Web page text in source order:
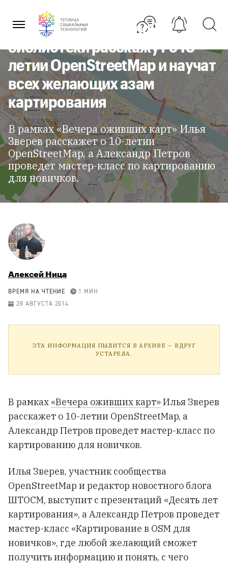
содержанию
карт» в атмосфере
Центральной научной
библиотеки расскажут о 10-
летии OpenStreetMap и научат
всех желающих азам
картирования
В рамках «Вечера оживших карт» Илья
Зверев расскажет о 10-летии
OpenStreetMap, а Александр Петров
проведет мастер-класс по картированию
для новичков.
Алексей Ница
ВРЕМЯ НА ЧТЕНИЕ
1 МИН
28 АВГУСТА 2014
ЭТА ИНФОРМАЦИЯ ПЫЛИТСЯ В АРХИВЕ — ВДРУГ
УСТАРЕЛА.
В рамках «Вечера оживших карт»Илья Зверев
расскажет о 10-летии OpenStreetMap, а
Александр Петров проведет мастер-класс по
картированию для новичков.
Илья Зверев, участник сообщества
OpenStreetMap и редактор новостного блога
ШТОСМ, выступит с презентаций «Десять лет
картирования», а Александр Петров проведет
мастер-класс «Картирование в OSM для
новичков», где любой желающий сможет
получить информацию и понять, с чего